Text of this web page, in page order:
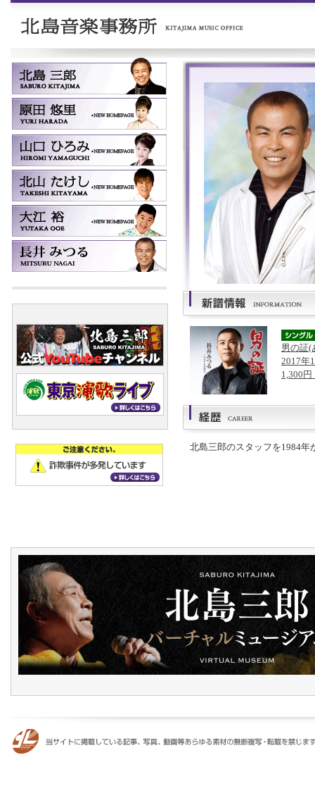
男の証(
2017年
1,300
北島三郎のスタッフを1984年